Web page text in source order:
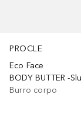
PROCLE
Eco Face
Burro corpo